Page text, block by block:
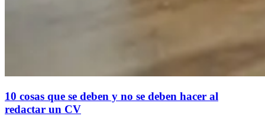
10 cosas que se deben y no se deben hacer al
redactar un CV